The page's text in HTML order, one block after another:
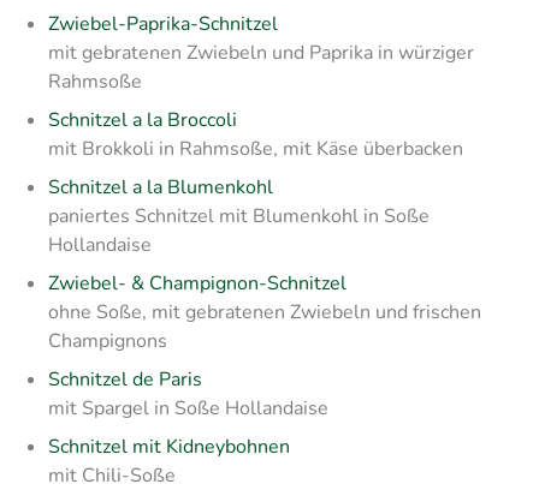
Zwiebel-Paprika-Schnitzel
mit gebratenen Zwiebeln und Paprika in würziger
Rahmsoße
Schnitzel a la Broccoli
mit Brokkoli in Rahmsoße, mit Käse überbacken
Schnitzel a la Blumenkohl
paniertes Schnitzel mit Blumenkohl in Soße
Hollandaise
Zwiebel- & Champignon-Schnitzel
ohne Soße, mit gebratenen Zwiebeln und frischen
Champignons
Schnitzel de Paris
mit Spargel in Soße Hollandaise
Schnitzel mit Kidneybohnen
mit Chili-Soße